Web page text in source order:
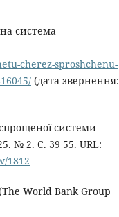
система
cherez-sproshchenu-
(дата звернення:
системи
№ 2. С. 39 55. URL:
1812
World Bank Group